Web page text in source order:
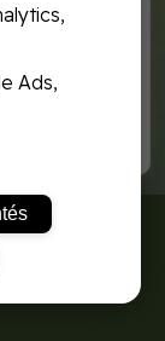
violeta 2g
Ads,